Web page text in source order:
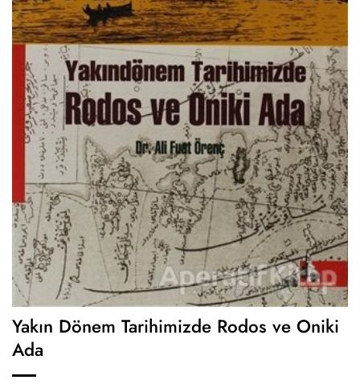
Yakın Dönem Tarihimizde Rodos ve Oniki
Ada